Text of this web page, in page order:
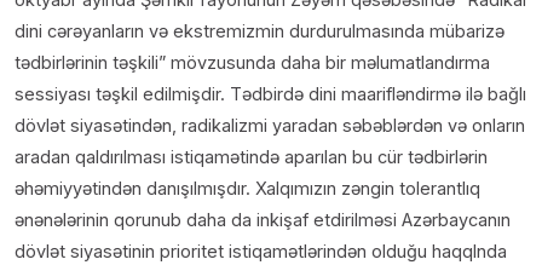
dini cərəyanların və ekstremizmin durdurulmasında mübarizə
tədbirlərinin təşkili” mövzusunda daha bir məlumatlandırma
sessiyası təşkil edilmişdir. Tədbirdə dini maarifləndirmə ilə bağlı
dövlət siyasətindən, radikalizmi yaradan səbəblərdən və onların
aradan qaldırılması istiqamətində aparılan bu cür tədbirlərin
əhəmiyyətindən danışılmışdır. Xalqımızın zəngin tolerantlıq
ənənələrinin qorunub daha da inkişaf etdirilməsi Azərbaycanın
dövlət siyasətinin prioritet istiqamətlərindən olduğu haqqlnda